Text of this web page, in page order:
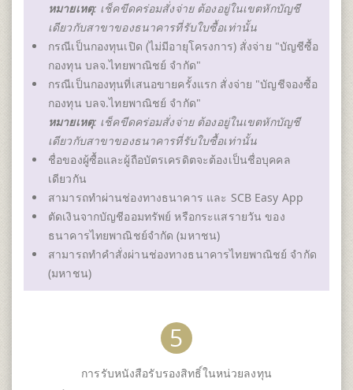
หมายเหตุ: เช็คขีดคร่อมสั่งจ่าย ต้องอยู่ในเขตหักบัญชี
เดียวกับสาขาของธนาคารที่รับใบซื้อเท่านั้น
กรณีเป็นกองทุนเปิด (ไม่มีอายุโครงการ) สั่งจ่าย "บัญชีซื้อ
กองทุน บลจ.ไทยพาณิชย์ จำกัด"
กรณีเป็นกองทุนที่เสนอขายครั้งแรก สั่งจ่าย "บัญชีจองซื้อ
กองทุน บลจ.ไทยพาณิชย์ จำกัด"
หมายเหตุ: เช็คขีดคร่อมสั่งจ่าย ต้องอยู่ในเขตหักบัญชี
เดียวกับสาขาของธนาคารที่รับใบซื้อเท่านั้น
ชื่อของผู้ซื้อและผู้ถือบัตรเครดิตจะต้องเป็นชื่อบุคคล
เดียวกัน
สามารถทำผ่านช่องทางธนาคาร และ SCB Easy App
ตัดเงินจากบัญชีออมทรัพย์ หรือกระแสรายวัน ของ
ธนาคารไทยพาณิชย์จำกัด (มหาชน)
สามารถทำคำสั่งผ่านช่องทางธนาคารไทยพาณิชย์ จำกัด
(มหาชน)
5
การรับหนังสือรับรองสิทธิ์ในหน่วยลงทุน